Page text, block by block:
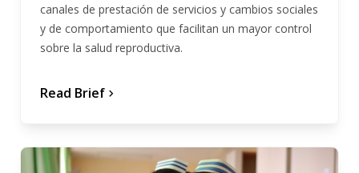
canales de prestación de servicios y cambios sociales
y de comportamiento que facilitan un mayor control
sobre la salud reproductiva.
Read Brief chevron_forward